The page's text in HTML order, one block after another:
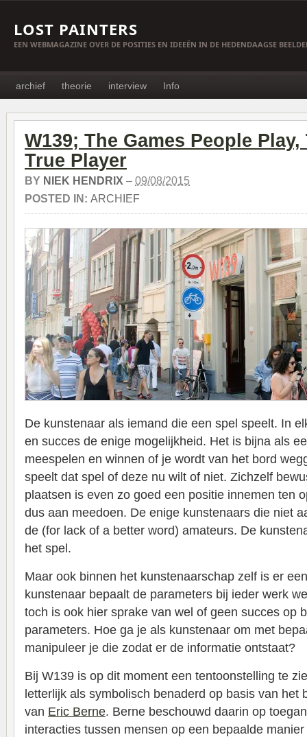
LOST PAINTERS
EEN WEBMAGAZINE OVER DE POSITIES EN IDEEËN IN DE HEDENDAAGSE
archief theorie interview Info
W139; The Games People
True Player
BY NIEK HENDRIX – 09/08/2015
POSTED IN: ARCHIEF
De kunstenaar als iemand die een spel speelt. In
en succes de enige mogelijkheid. Het is bijna als
meespelen en winnen of je wordt van het bord
speelt dat spel of deze nu wilt of niet. Zichzelf
plaatsen is even zo goed een positie innemen ten
dus aan meedoen. De enige kunstenaars die niet
de (for lack of a better word) amateurs. De
het spel.
Maar ook binnen het kunstenaarschap zelf is er
kunstenaar bepaalt de parameters bij ieder werk
toch is ook hier sprake van wel of geen succes op
parameters. Hoe ga je als kunstenaar om met
manipuleer je die zodat er de informatie ontstaat?
Bij W139 is op dit moment een tentoonstelling te
letterlijk als symbolisch benaderd op basis van het
van Eric Berne. Berne beschouwd daarin op
interacties tussen mensen op een bepaalde